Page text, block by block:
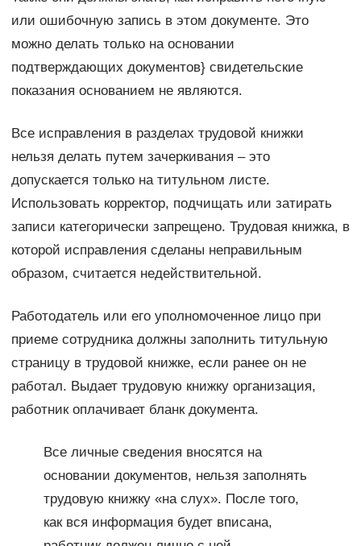
или ошибочную запись в этом документе. Это
можно делать только на основании
подтверждающих документов} свидетельские
показания основанием не являются.
Все исправления в разделах трудовой книжки
нельзя делать путем зачеркивания – это
допускается только на титульном листе.
Использовать корректор, подчищать или затирать
записи категорически запрещено. Трудовая книжка, в
которой исправления сделаны неправильным
образом, считается недействительной.
Работодатель или его уполномоченное лицо при
приеме сотрудника должны заполнить титульную
страницу в трудовой книжке, если ранее он не
работал. Выдает трудовую книжку организация,
работник оплачивает бланк документа.
Все личные сведения вносятся на
основании документов, нельзя заполнять
трудовую книжку «на слух». После того,
как вся информация будет вписана,